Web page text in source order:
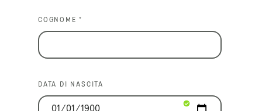
COGNOME *
DATA DI NASCITA